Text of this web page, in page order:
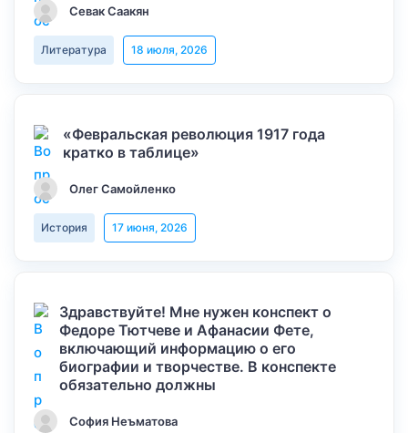
Севак Саакян
Литература 18 июля, 2026
«Февральская революция 1917 года
кратко в таблице»
Олег Самойленко
История 17 июня, 2026
Здравствуйте! Мне нужен конспект о
Федоре Тютчеве и Афанасии Фете,
включающий информацию о его
биографии и творчестве. В конспекте
обязательно должны
София Неъматова